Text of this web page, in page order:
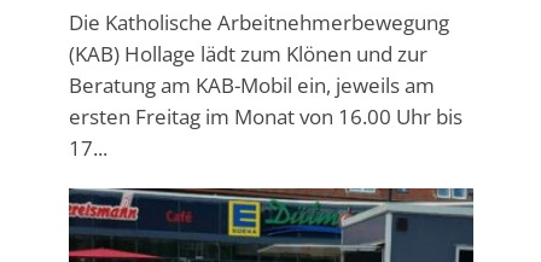
Die Katholische Arbeitnehmerbewegung
(KAB) Hollage lädt zum Klönen und zur
Beratung am KAB-Mobil ein, jeweils am
ersten Freitag im Monat von 16.00 Uhr bis
17...